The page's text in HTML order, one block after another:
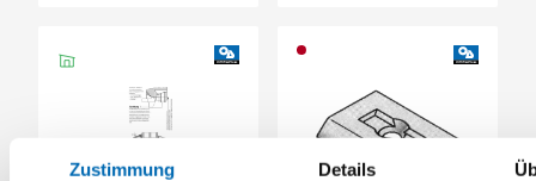
Zustimmung Details